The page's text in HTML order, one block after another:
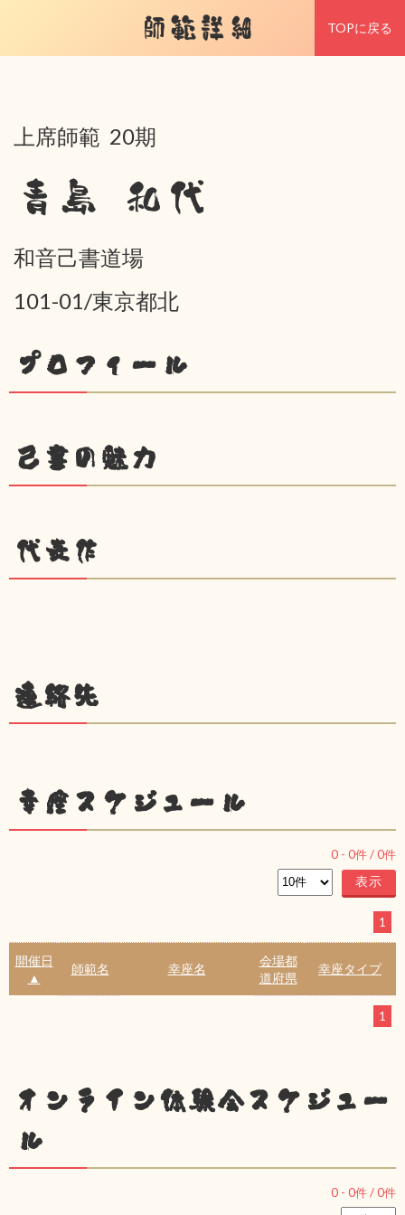
師範詳細 TOPに戻る
上席師範 20期
青島 和代
和音己書道場
101-01/東京都北
プロフィール
己書の魅力
代表作
連絡先
幸座スケジュール
0 - 0件 /0件
1
開催日
▲
師範名 幸座名
会場都
道府県
幸座タイプ
1
オンライン体験会スケジュー
ル
0 - 0件 /0件